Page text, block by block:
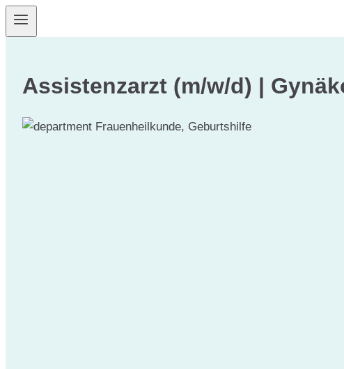
Assistenzarzt (m/w/d) |
Frauenheilkunde, Geburtshilfe